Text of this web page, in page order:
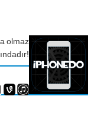
olmaz